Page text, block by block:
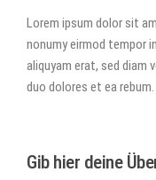
Lorem ipsum dolor sit
nonumy eirmod tempor
aliquyam erat, sed
duo dolores et ea rebum.
Gib hier deine